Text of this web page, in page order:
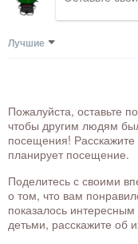
Лучшие
Пожалуйста, оставьте
чтобы другим людям
посещения! Расскажите
планирует посещение.
Поделитесь с своими
о том, что вам
показалось
детьми, расскажите об